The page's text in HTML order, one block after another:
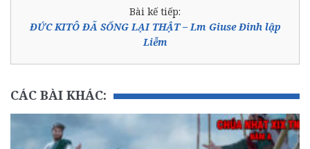
Bài kế tiếp:
ĐỨC KITÔ ĐÃ SỐNG LẠI THẬT – Lm Giuse Đinh lập
Liễm
CÁC BÀI KHÁC: